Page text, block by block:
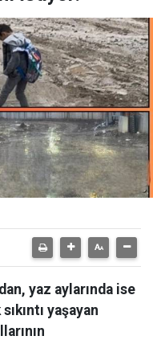
yaz aylarında ise
yaşayan